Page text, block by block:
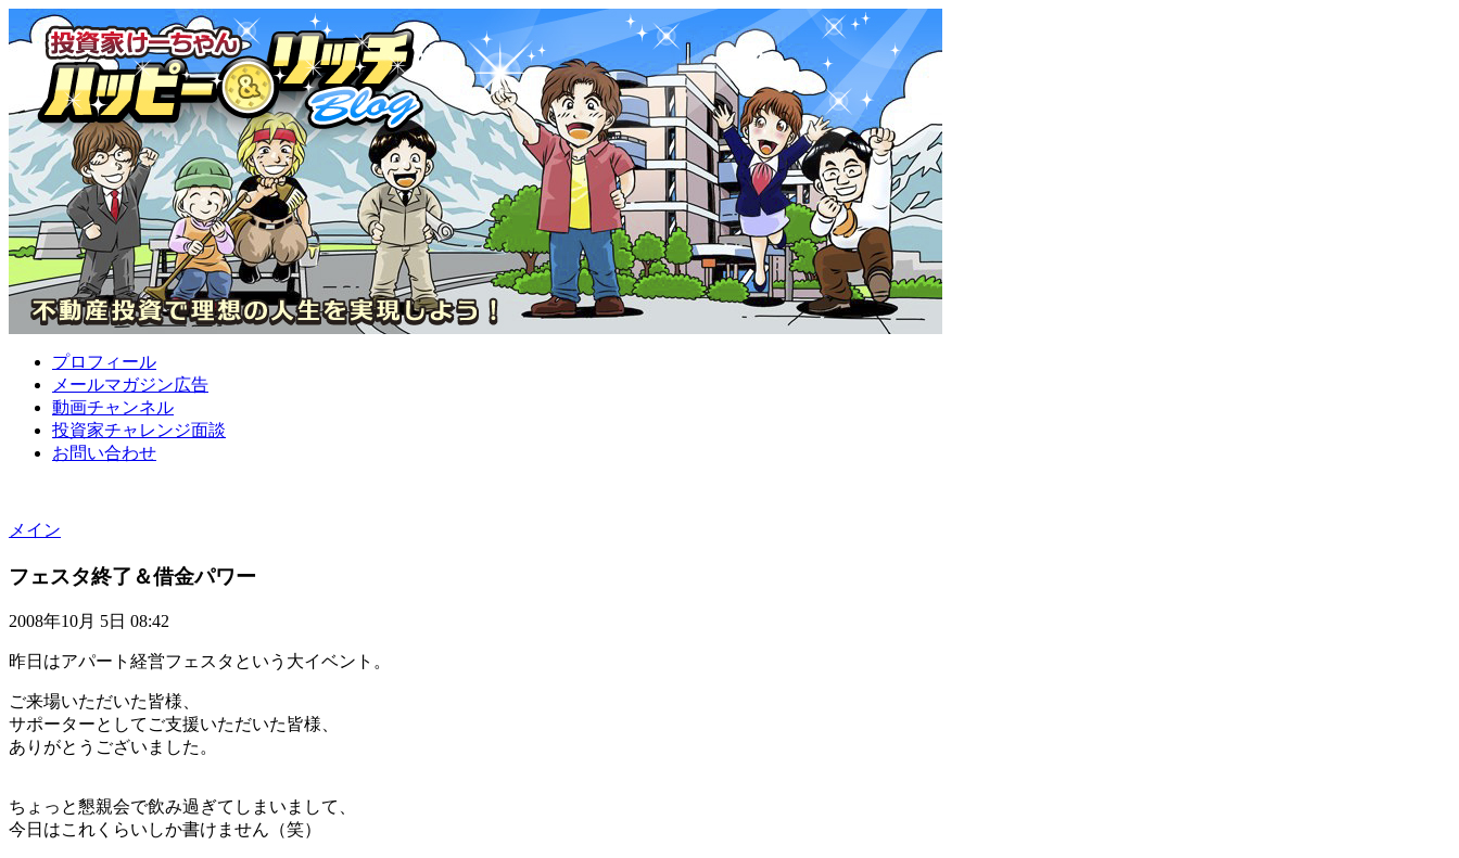
プロフィール
メールマガジン広告
動画チャンネル
投資家チャレンジ面談
お問い合わせ
メイン
フェスタ終了＆借金パワー
2008年10月 5日 08:42
昨日はアパート経営フェスタという大イベント。
ご来場いただいた皆様、
サポーターとしてご支援いただいた皆様、
ありがとうございました。
ちょっと懇親会で飲み過ぎてしまいまして、
今日はこれくらいしか書けません（笑）